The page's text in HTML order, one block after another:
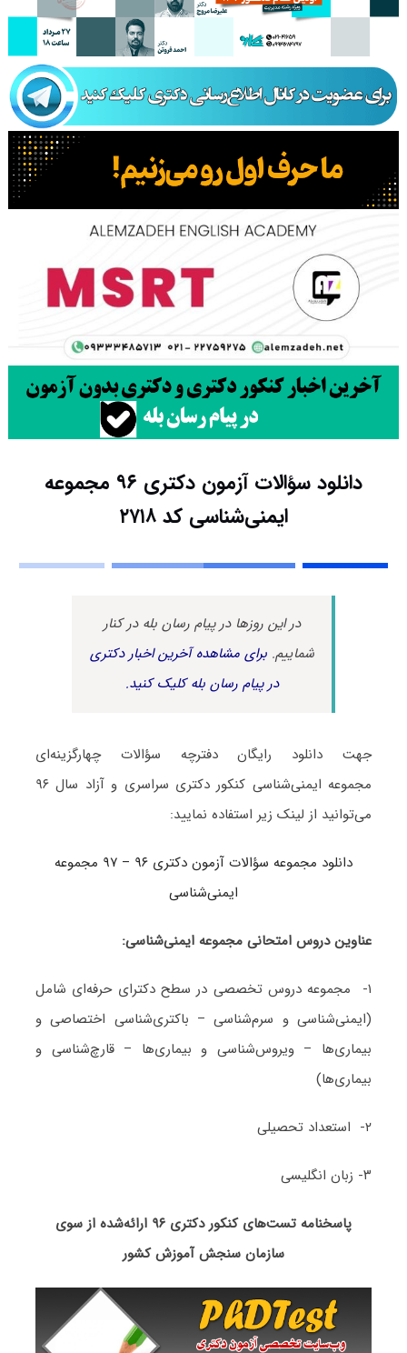
دانلود سؤالات آزمون دکتری ۹۶ مجموعه
ایمنی‌شناسی کد ۲۷۱۸
در این روزها در پیام رسان بله در کنار
شماییم.برای مشاهده آخرین اخبار دکتری
در پیام رسان بله کلیک کنید.
جهت دانلود رایگان دفترچه سؤالات چهارگزینه‌ای
مجموعه ایمنی‌شناسی کنکور دکتری سراسری و آزاد سال ۹۶
می‌توانید از لینک زیر استفاده نمایید:
دانلود مجموعه سؤالات آزمون دکتری ۹۶ – ۹۷ مجموعه
ایمنی‌شناسی
عناوین دروس امتحانی مجموعه ایمنی‌شناسی:
۱- مجموعه دروس تخصصی در سطح دکترای حرفه‌ای شامل
(ایمنی‌شناسی و سرم‌شناسی – باکتری‌شناسی اختصاصی و
بیماری‌ها – ویروس‌شناسی و بیماری‌ها – قارچ‌شناسی و
بیماری‌ها)
۲- استعداد تحصیلی
۳- زبان انگلیسی
پاسخنامه تست‌های کنکور دکتری ۹۶ ارائه‌شده از سوی
سازمان سنجش آموزش کشور